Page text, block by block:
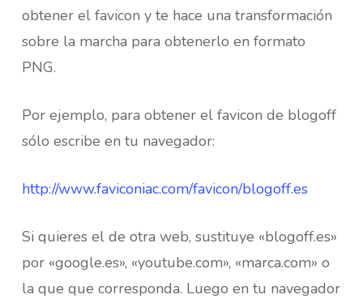
obtener el favicon y te hace una transformación
sobre la marcha para obtenerlo en formato
PNG.
Por ejemplo, para obtener el favicon de blogoff
sólo escribe en tu navegador:
http://www.faviconiac.com/favicon/blogoff.es
Si quieres el de otra web, sustituye «blogoff.es»
por «google.es», «youtube.com», «marca.com» o
la que que corresponda. Luego en tu navegador